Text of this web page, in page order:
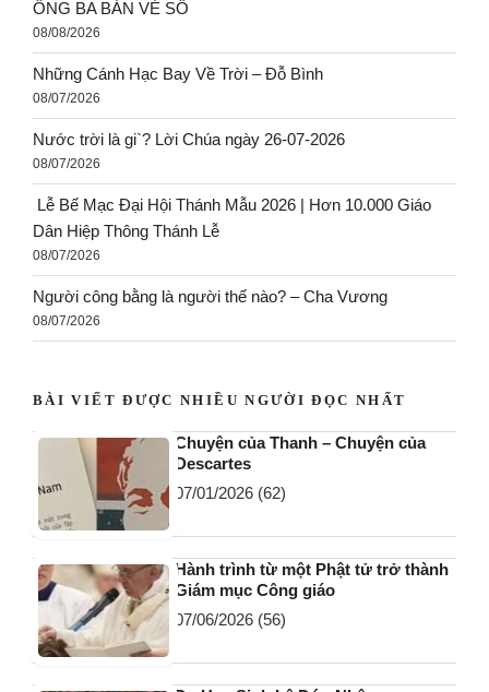
ÔNG BA BÁN VÉ SỐ
08/08/2026
Những Cánh Hạc Bay Về Trời – Đỗ Bình
08/07/2026
Nước trời là gi`? Lời Chúa ngày 26-07-2026
08/07/2026
Lễ Bế Mạc Đại Hội Thánh Mẫu 2026 | Hơn 10.000 Giáo
Dân Hiệp Thông Thánh Lễ
08/07/2026
Người công bằng là người thế nào? – Cha Vương
08/07/2026
BÀI VIẾT ĐƯỢC NHIỀU NGƯỜI ĐỌC NHẤT
Chuyện của Thanh – Chuyện của
Descartes
07/01/2026 (62)
Hành trình từ một Phật tử trở thành
Giám mục Công giáo
07/06/2026 (56)